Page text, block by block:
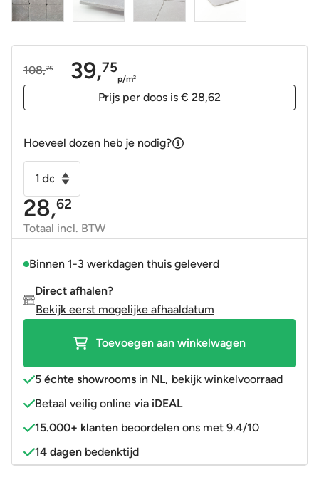
108,75
Oorspronkelijke
39,75
Huidige
p/m2
Prijs per doos is € 28,62
Hoeveel dozen heb je nodig?
Wandtegel
belgisch
hardsteenlook
grijs
getrommeld
-
beschikbaar
aantal
28,62
Totaal incl. BTW
Binnen 1-3 werkdagen thuis geleverd
Direct afhalen?
Bekijk eerst mogelijke afhaaldatum
Toevoegen aan winkelwagen
5 échte showrooms in NL, bekijk winkelvoorraad
Betaal veilig online via iDEAL
15.000+ klanten beoordelen ons met 9.4/10
14 dagen bedenktijd